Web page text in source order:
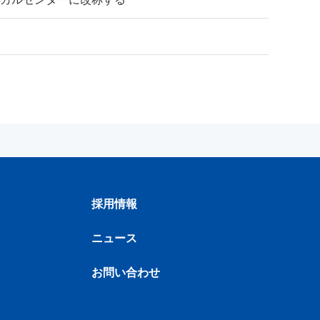
採用情報
ニュース
お問い合わせ